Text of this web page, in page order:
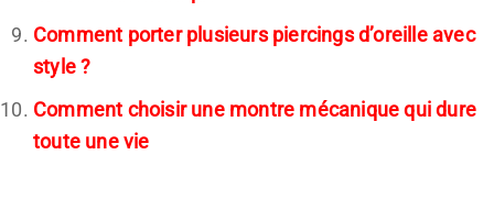
Comment porter plusieurs piercings d’oreille avec
style ?
Comment choisir une montre mécanique qui dure
toute une vie